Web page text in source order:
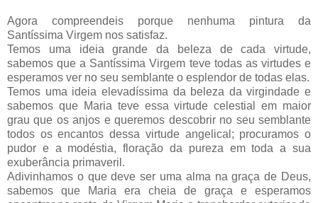
Agora compreendeis porque nenhuma pintura da
Santíssima Virgem nos satisfaz.
Temos uma ideia grande da beleza de cada virtude,
sabemos que a Santíssima Virgem teve todas as virtudes e
esperamos ver no seu semblante o esplendor de todas elas.
Temos uma ideia elevadíssima da beleza da virgindade e
sabemos que Maria teve essa virtude celestial em maior
grau que os anjos e queremos descobrir no seu semblante
todos os encantos dessa virtude angelical; procuramos o
pudor e a modéstia, floração da pureza em toda a sua
exuberância primaveril.
Adivinhamos o que deve ser uma alma na graça de Deus,
sabemos que Maria era cheia de graça e esperamos